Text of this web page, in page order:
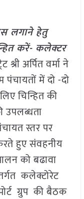
लगाने हेतु
करें- कलेक्टर
अर्पित वर्मा ने
पंचायतों में दो -दो
चिन्हित की
उपलब्धता
स्तर पर
हुए संवहनीय
को बढावा
कलेक्टोरेट
ग्रुप की बैठक